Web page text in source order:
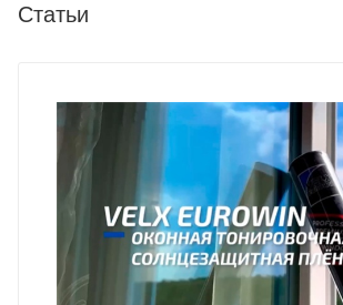
Статьи